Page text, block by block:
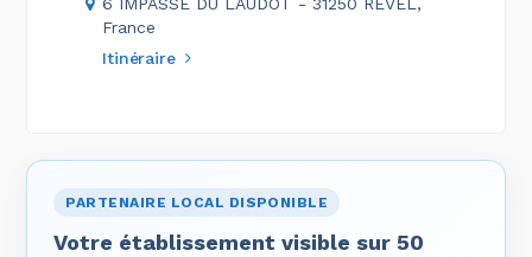
France
Itinéraire
PARTENAIRE LOCAL DISPONIBLE
Votre établissement visible sur 50